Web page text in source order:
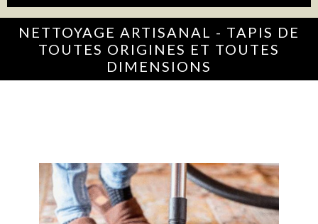
NETTOYAGE ARTISANAL - TAPIS DE
TOUTES ORIGINES ET TOUTES
DIMENSIONS